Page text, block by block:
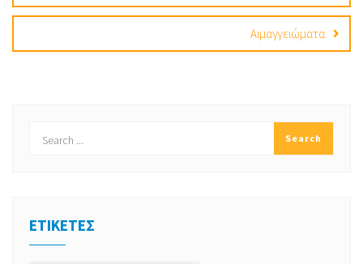
Αιμαγγειώματα
ΕΤΙΚΕΤΕΣ